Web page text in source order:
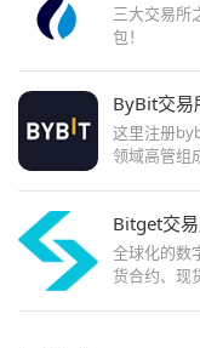
三大交易所
包！
ByBit交易
这里注册
领域高管组
Bitget交
全球化的数
货合约、现